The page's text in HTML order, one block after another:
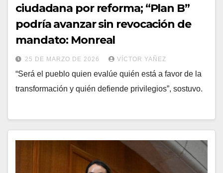
ciudadana por reforma; “Plan B”
podría avanzar sin revocación de
mandato: Monreal
25 DE MARZO DE 2026 VÍCTOR YAÑEZ
“Será el pueblo quien evalúe quién está a favor de la
transformación y quién defiende privilegios”, sostuvo.